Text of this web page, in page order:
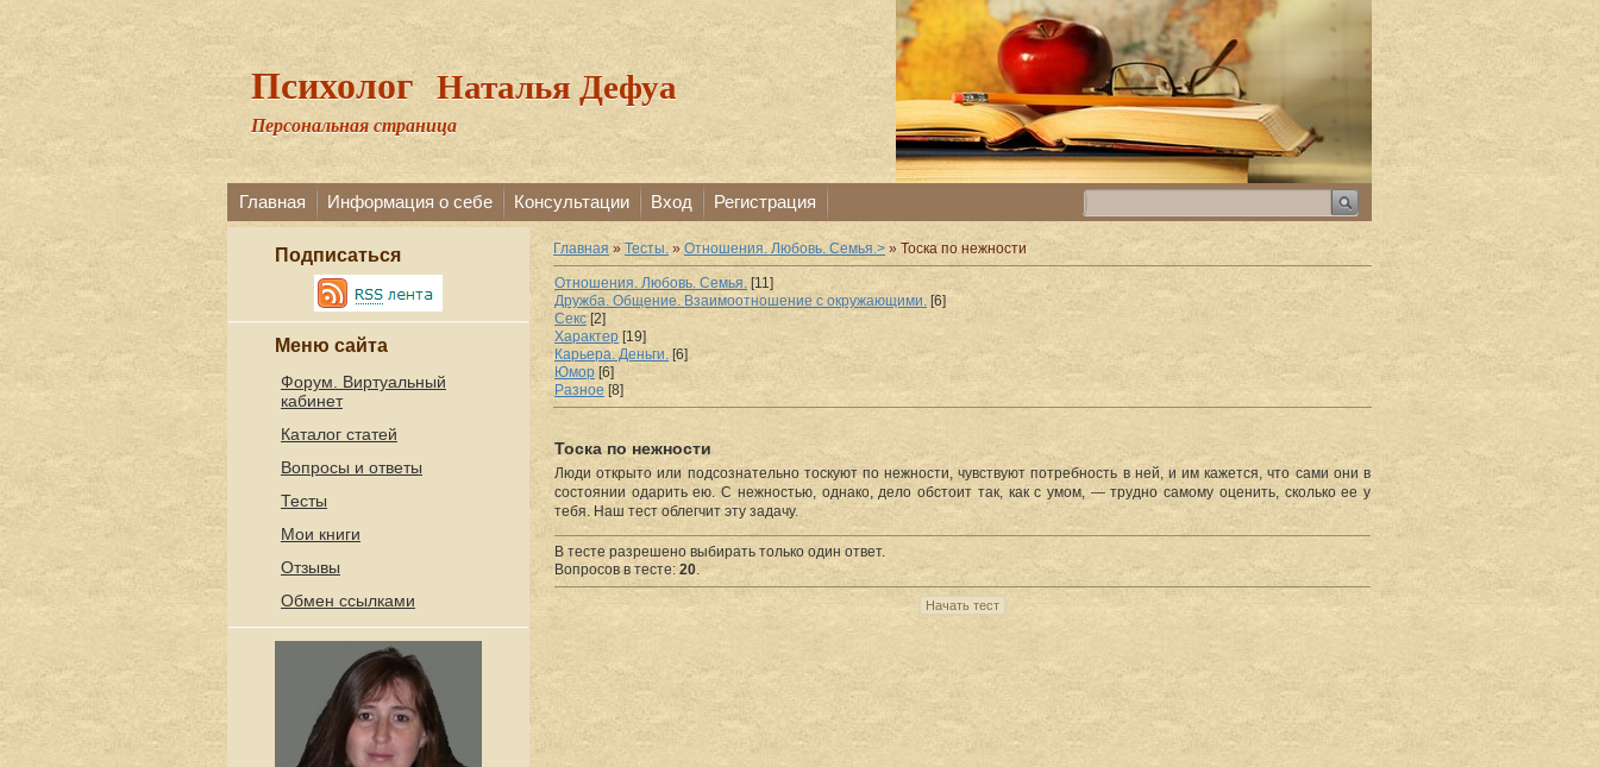
ПсихологНаталья Дефуа
Персональная страница
Главная Информация о себе Консультации Вход Регистрация
Подписаться
Меню сайта
Форум. Виртуальный
кабинет
Каталог статей
Вопросы и ответы
Тесты
Мои книги
Отзывы
Обмен ссылками
Главная »Тесты. » Отношения. Любовь. Семья.> » Тоска по нежности
Отношения. Любовь. Семья. [11]
Дружба. Общение. Взаимоотношение с окружающими. [6]
Секс [2]
Характер [19]
Карьера. Деньги. [6]
Юмор [6]
Разное [8]
Тоска по нежности
Люди открыто или подсознательно тоскуют по нежности, чувствуют потребность в ней, и им кажется, что сами они в
состоянии одарить ею. С нежностью, однако, дело обстоит так, как с умом, — трудно самому оценить, сколько ее у
тебя. Наш тест облегчит эту задачу.
В тесте разрешено выбирать только один ответ.
Вопросов в тесте: 20.